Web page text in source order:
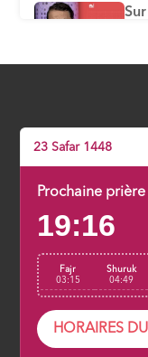
23 Safar 1448
Prochaine prière
19:16
Fajr
03:15
Shuruk
04:49
HORAIRES